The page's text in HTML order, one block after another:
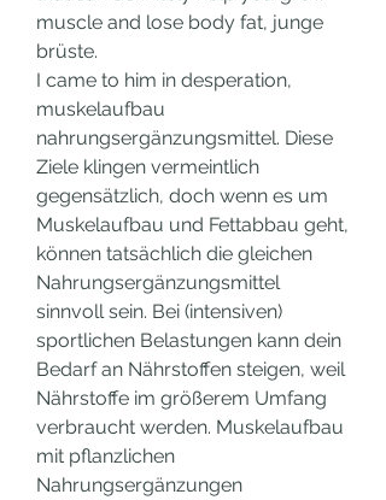
muscle and lose body fat, junge
brüste.
I came to him in desperation,
muskelaufbau
nahrungsergänzungsmittel. Diese
Ziele klingen vermeintlich
gegensätzlich, doch wenn es um
Muskelaufbau und Fettabbau geht,
können tatsächlich die gleichen
Nahrungsergänzungsmittel
sinnvoll sein. Bei (intensiven)
sportlichen Belastungen kann dein
Bedarf an Nährstoffen steigen, weil
Nährstoffe im größerem Umfang
verbraucht werden. Muskelaufbau
mit pflanzlichen
Nahrungsergänzungen